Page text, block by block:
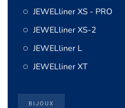
JEWELliner XS - PRO
JEWELliner XS-2
JEWELliner L
JEWELliner XT
BIJOUX